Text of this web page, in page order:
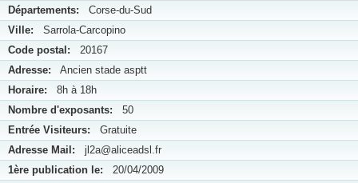
Départements: Corse-du-Sud
Ville: Sarrola-Carcopino
Code postal: 20167
Adresse: Ancien stade asptt
Horaire: 8h à 18h
Nombre d'exposants: 50
Entrée Visiteurs: Gratuite
Adresse Mail: jl2a@aliceadsl.fr
1ère publication le: 20/04/2009